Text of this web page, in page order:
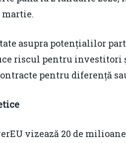
martie.
asupra potențialilor
riscul pentru investitori
pentru diferență
vizează 20 de